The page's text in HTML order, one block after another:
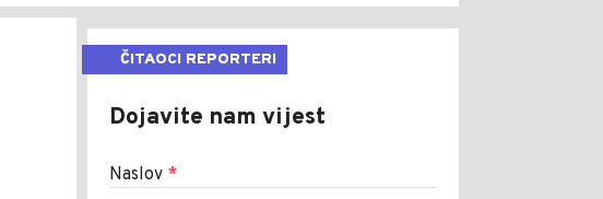
ČITAOCI REPORTERI
Dojavite nam vijest
Naslov *